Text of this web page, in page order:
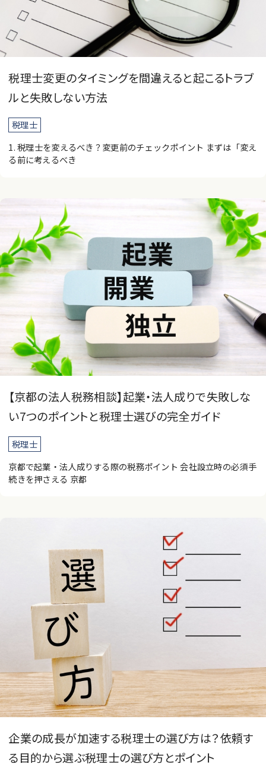
税理士変更のタイミングを間違えると起こるトラブ
ルと失敗しない方法
税理士
1. 税理士を変えるべき？変更前のチェックポイント まずは「変え
る前に考えるべき
【京都の法人税務相談】起業・法人成りで失敗しな
い7つのポイントと税理士選びの完全ガイド
税理士
京都で起業・法人成りする際の税務ポイント 会社設立時の必須手
続きを押さえる 京都
企業の成長が加速する税理士の選び方は？依頼す
る目的から選ぶ税理士の選び方とポイント